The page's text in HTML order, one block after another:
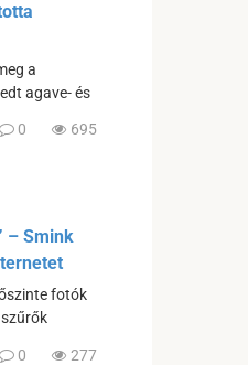
a
agave- és
0 695
– Smink
fotók
0 277